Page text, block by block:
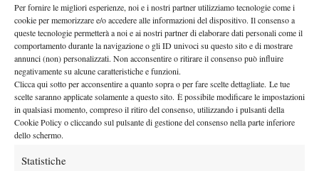
Per fornire le migliori esperienze, noi e i nostri partner utilizziamo tecnologie come i
cookie per memorizzare e/o accedere alle informazioni del dispositivo. Il consenso a
queste tecnologie permetterà a noi e ai nostri partner di elaborare dati personali come il
comportamento durante la navigazione o gli ID univoci su questo sito e di mostrare
annunci (non) personalizzati. Non acconsentire o ritirare il consenso può influire
negativamente su alcune caratteristiche e funzioni.
Clicca qui sotto per acconsentire a quanto sopra o per fare scelte dettagliate. Le tue
scelte saranno applicate solamente a questo sito. È possibile modificare le impostazioni
in qualsiasi momento, compreso il ritiro del consenso, utilizzando i pulsanti della
Cookie Policy o cliccando sul pulsante di gestione del consenso nella parte inferiore
dello schermo.
Statistiche
Bessire, nonostante l’emozione credo di essermela cavata!
Scoppia a piovere in definitiva, restano tre partite al coperto, il
che mi consente di sedermi comodamente sul sintetico e
gustarmi (quasi fosse la cena di due piccoli-grandi chef) il match
diMarco FurlanettocontroAlessio De Bernardis.
Assolutamente epico, mi ha lasciata senza parole. Sembrava di
vedere la miniatura di due professionisti all’opera, due grintosi
quanto bravi soldatini che si sfidavano all’ultimo vincente!
non mollare neanche un punto, anche se è sotto di un set